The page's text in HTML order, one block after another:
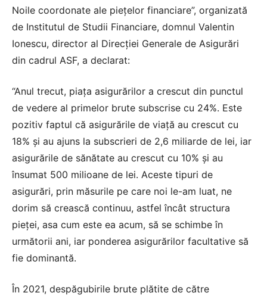
Noile coordonate ale piețelor financiare”, organizată
de Institutul de Studii Financiare, domnul Valentin
Ionescu, director al Direcției Generale de Asigurări
din cadrul ASF, a declarat:
“Anul trecut, piața asigurărilor a crescut din punctul
de vedere al primelor brute subscrise cu 24%. Este
pozitiv faptul că asigurările de viață au crescut cu
18% și au ajuns la subscrieri de 2,6 miliarde de lei, iar
asigurările de sănătate au crescut cu 10% și au
însumat 500 milioane de lei. Aceste tipuri de
asigurări, prin măsurile pe care noi le-am luat, ne
dorim să crească continuu, astfel încât structura
pieței, asa cum este ea acum, să se schimbe în
următorii ani, iar ponderea asigurărilor facultative să
fie dominantă.
În 2021, despăgubirile brute plătite de către